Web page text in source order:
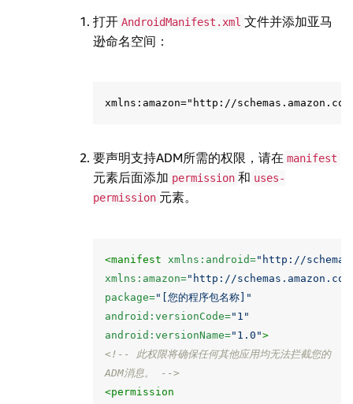
打开 AndroidManifest.xml 文件并添加亚马
逊命名空间：
要声明支持ADM所需的权限，请在 manifest
元素后面添加 permission 和 uses-
permission 元素。
<manifest xmlns:android="http://
xmlns:amazon="http://
package="[您的程序包名称]"
android:versionCode="1"
android:versionName="1.0">
<!-- 此权限将确保任何其他应用均无法拦截您的
ADM消息。 -->
<permission